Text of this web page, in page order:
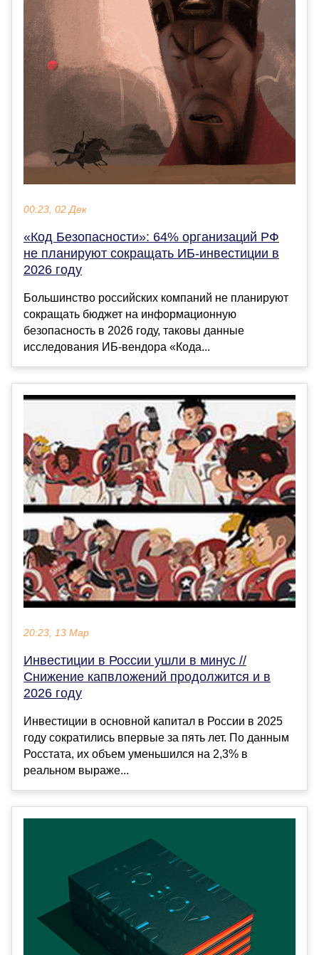
00:23, 02 Дек
«Код Безопасности»: 64% организаций РФ
не планируют сокращать ИБ-инвестиции в
2026 году
Большинство российских компаний не планируют
сокращать бюджет на информационную
безопасность в 2026 году, таковы данные
исследования ИБ-вендора «Кода...
20:23, 13 Мар
Инвестиции в России ушли в минус //
Снижение капвложений продолжится и в
2026 году
Инвестиции в основной капитал в России в 2025
году сократились впервые за пять лет. По данным
Росстата, их объем уменьшился на 2,3% в
реальном выраже...